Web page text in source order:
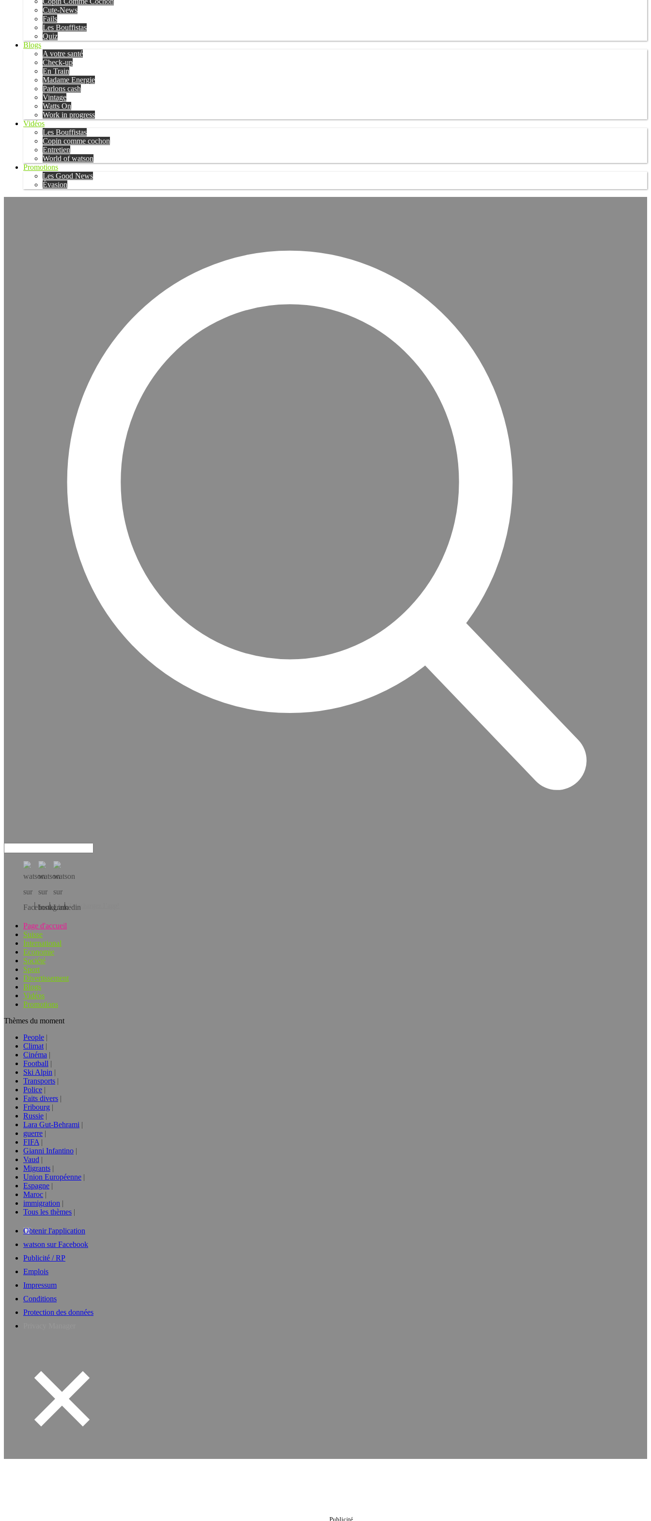
Cute-News
Fails
Les Bouffistas
Quiz
Blogs
A votre santé
Check-up
En Train
Madame Energie
Parlons cash
Vintage
Watts On
Work in progress
Vidéos
Les Bouffistas
Copin comme cochon
Entretien
World of watson
Promotions
Les Good News
Évasion
Téléchargez l’app!
Page d'accueil
Suisse
International
Economie
Société
Sport
Divertissement
Blogs
Vidéos
Promotions
Thèmes du moment
People
Climat
Cinéma
Football
Ski Alpin
Transports
Police
Faits divers
Fribourg
Russie
Lara Gut-Behrami
guerre
FIFA
Gianni Infantino
Vaud
Migrants
Union Européenne
Espagne
Maroc
immigration
Tous les thèmes
Obtenir l'application
watson sur Facebook
Publicité / RP
Emplois
Impressum
Conditions
Protection des données